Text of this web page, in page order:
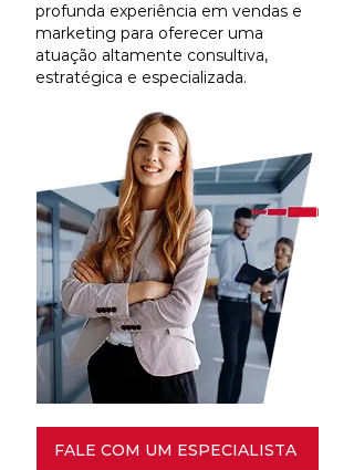
profunda experiência em vendas e
marketing para oferecer uma
atuação altamente consultiva,
estratégica e especializada.
FALE COM UM ESPECIALISTA